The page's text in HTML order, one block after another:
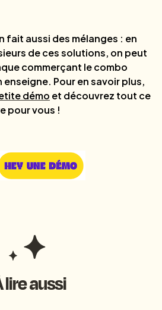
fait aussi des mélanges : en
de ces solutions, on peut
commerçant le combo
enseigne. Pour en savoir plus,
démo et découvrez tout ce
pour vous !
lire aussi